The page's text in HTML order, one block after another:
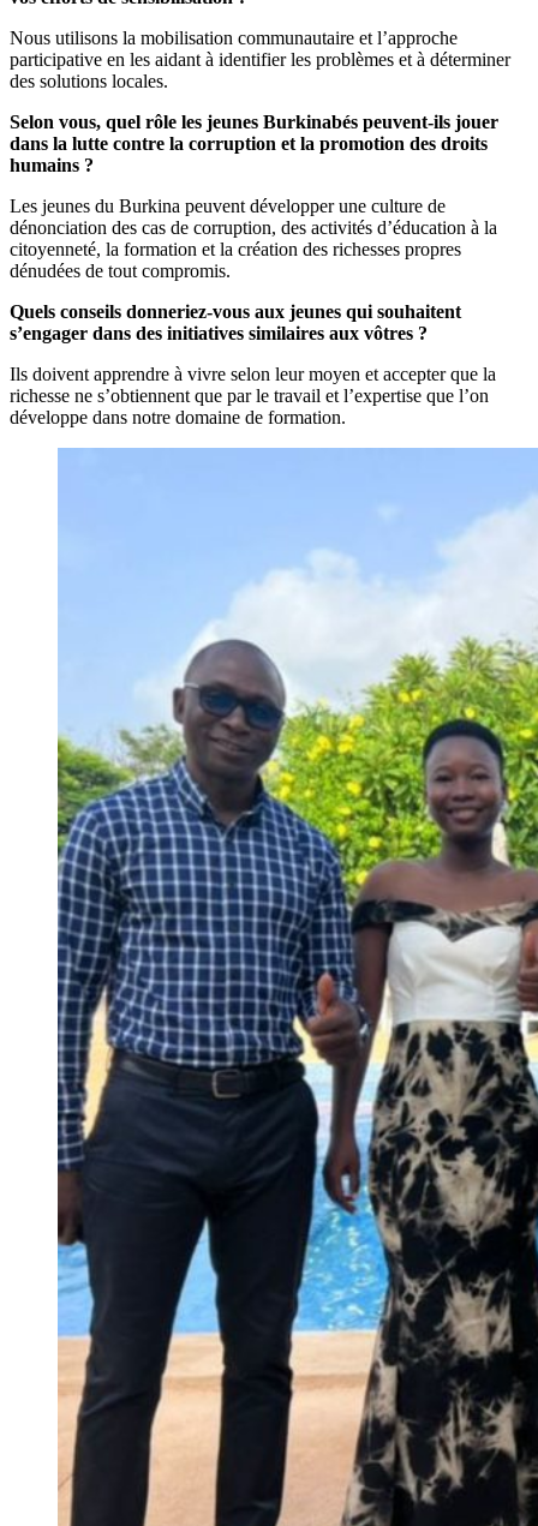
Nous utilisons la mobilisation communautaire et l’approche
participative en les aidant à identifier les problèmes et à déterminer
des solutions locales.
Selon vous, quel rôle les jeunes Burkinabés peuvent-ils jouer
dans la lutte contre la corruption et la promotion des droits
humains ?
Les jeunes du Burkina peuvent développer une culture de
dénonciation des cas de corruption, des activités d’éducation à la
citoyenneté, la formation et la création des richesses propres
dénudées de tout compromis.
Quels conseils donneriez-vous aux jeunes qui souhaitent
s’engager dans des initiatives similaires aux vôtres ?
Ils doivent apprendre à vivre selon leur moyen et accepter que la
richesse ne s’obtiennent que par le travail et l’expertise que l’on
développe dans notre domaine de formation.